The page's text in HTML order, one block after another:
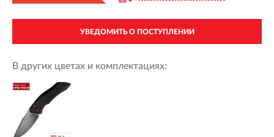
УВЕДОМИТЬ О ПОСТУПЛЕНИИ
В других цветах и комплектациях: